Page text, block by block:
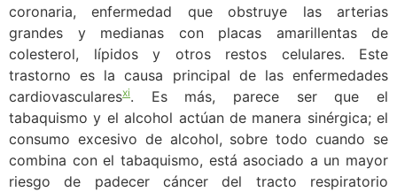
coronaria, enfermedad que obstruye las arterias
grandes y medianas con placas amarillentas de
colesterol, lípidos y otros restos celulares. Este
trastorno es la causa principal de las enfermedades
cardiovascularesxi. Es más, parece ser que el
tabaquismo y el alcohol actúan de manera sinérgica; el
consumo excesivo de alcohol, sobre todo cuando se
combina con el tabaquismo, está asociado a un mayor
riesgo de padecer cáncer del tracto respiratorio